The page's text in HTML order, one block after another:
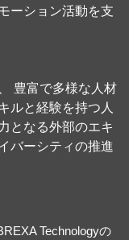
ーション活動を支
豊富で多様な人材
ルと経験を持つ人
となる外部のエキ
バーシティの推進
Technologyの